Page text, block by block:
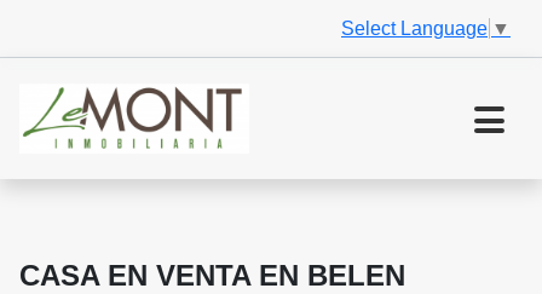
Select Language ▼
CASA EN VENTA EN BELEN